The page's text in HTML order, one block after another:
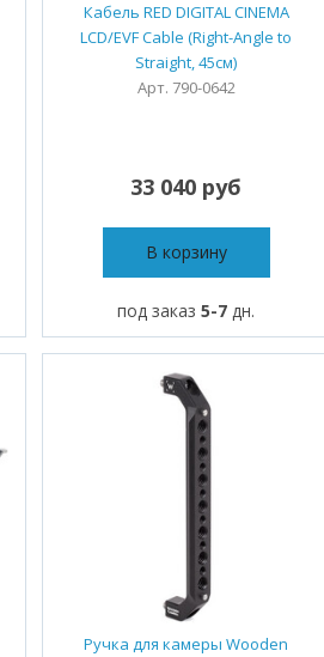
Кабель RED DIGITAL CINEMA
LCD/EVF Cable (Right-Angle to
Straight, 45см)
Арт. 790-0642
33 040 руб
В корзину
под заказ5-7 дн.
Ручка для камеры Wooden